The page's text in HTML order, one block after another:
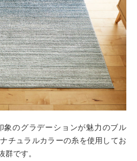
象のグラデーションが魅力のブル
チュラルカラーの糸を使用してお
群です。